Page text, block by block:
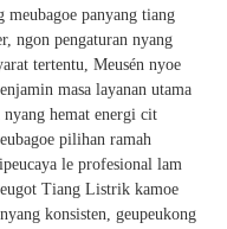
panyang tiang
ngon pengaturan nyang
tertentu, Meusén nyoe
masa layanan utama
hemat energi cit
pilihan ramah
le profesional lam
Tiang Listrik kamoe
konsisten, geupeukong